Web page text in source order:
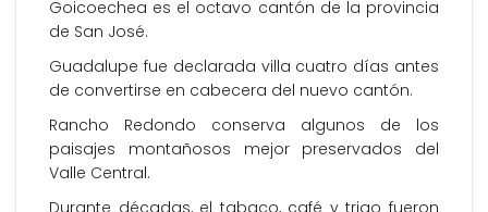
Goicoechea es el octavo cantón de la provincia
de San José.
Guadalupe fue declarada villa cuatro días antes
de convertirse en cabecera del nuevo cantón.
Rancho Redondo conserva algunos de los
paisajes montañosos mejor preservados del
Valle Central.